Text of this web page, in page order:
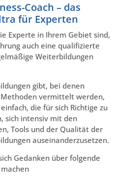
Coach – das
für Experten
Experte in Ihrem Gebiet sind,
auch eine qualifizierte
Weiterbildungen
gibt, bei denen
vermittelt werden,
die für sich Richtige zu
sich intensiv mit den
Tools und der Qualität der
auseinanderzusetzen.
Gedanken über folgende